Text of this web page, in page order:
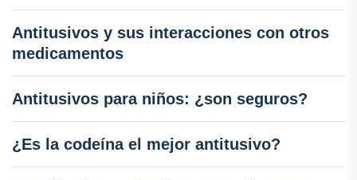
Antitusivos y sus interacciones con otros
medicamentos
Antitusivos para niños: ¿son seguros?
¿Es la codeína el mejor antitusivo?